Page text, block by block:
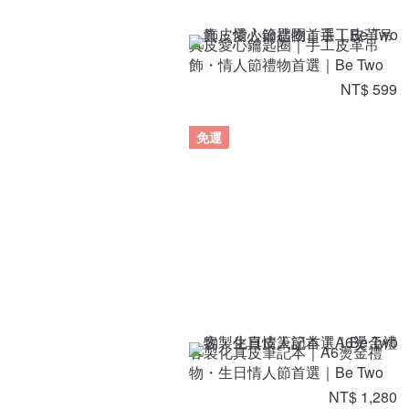
真皮愛心鑰匙圈｜手工皮革吊
飾・情人節禮物首選｜Be Two
NT$ 599
免運
客製化真皮筆記本｜A6燙金禮
物・生日情人節首選｜Be Two
NT$ 1,280